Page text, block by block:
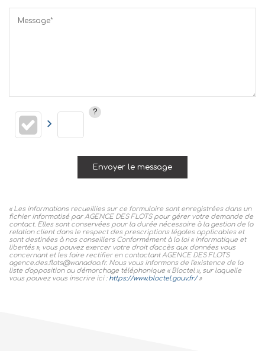
Message*
Envoyer le message
« Les informations recueillies sur ce formulaire sont enregistrées dans un
fichier informatisé par AGENCE DES FLOTS pour gérer votre demande de
contact. Elles sont conservées pour la durée nécessaire à la gestion de la
relation client dans le respect des prescriptions légales applicables et
sont destinées à nos conseillers Conformément à la loi « informatique et
libertés », vous pouvez exercer votre droit d'accès aux données vous
concernant et les faire rectifier en contactant AGENCE DES FLOTS
agence.des.flots@wanadoo.fr. Nous vous informons de l'existence de la
liste d'opposition au démarchage téléphonique « Bloctel », sur laquelle
vous pouvez vous inscrire ici : https://www.bloctel.gouv.fr/»